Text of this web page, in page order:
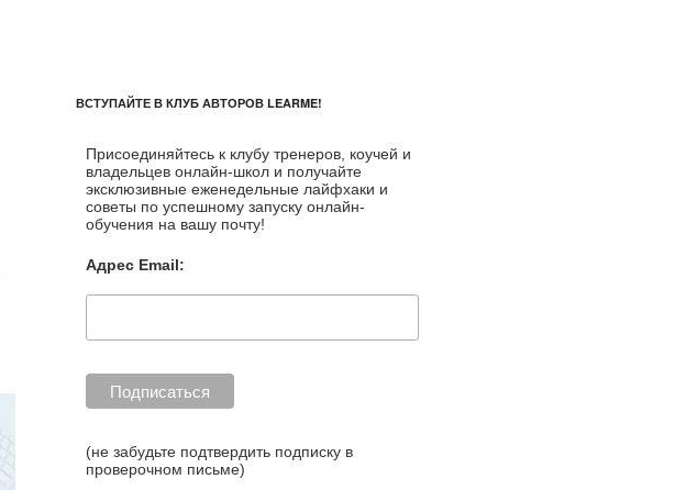
ВСТУПАЙТЕ В КЛУБ АВТОРОВ LEARME!
Присоединяйтесь к клубу тренеров, коучей и
владельцев онлайн-школ и получайте
эксклюзивные еженедельные лайфхаки и
советы по успешному запуску онлайн-
обучения на вашу почту!
Адрес Email:
(не забудьте подтвердить подписку в
проверочном письме)